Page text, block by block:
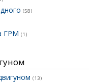
(58)
ГРМ (1)
(13)